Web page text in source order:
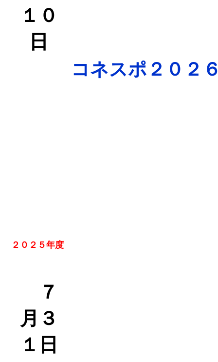
１０
日
コネスポ２０２
２０２５年度
７
月３
１日